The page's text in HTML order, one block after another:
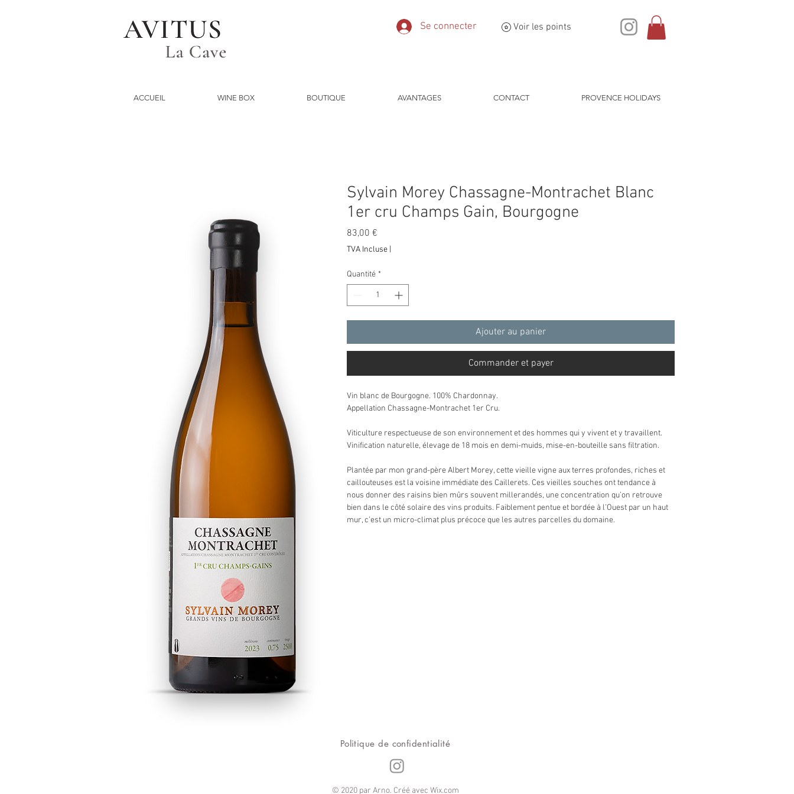
Se connecter Voir les points
ACCUEIL WINE BOX BOUTIQUE AVANTAGES CONTACT PROVENCE HOLIDAYS
Sylvain Morey Chassagne-Montrachet Blanc
1er cru Champs Gain, Bourgogne
83,00 €
TVA Incluse
Quantité *
Ajouter au panier
Commander et payer
Vin blanc de Bourgogne. 100% Chardonnay.
Appellation Chassagne-Montrachet 1er Cru.
Viticulture respectueuse de son environnement et des hommes qui y vivent et y travaillent.
Vinification naturelle, élevage de 18 mois en demi-muids, mise-en-bouteille sans filtration.
Plantée par mon grand-père Albert Morey, cette vieille vigne aux terres profondes, riches et
caillouteuses est la voisine immédiate des Caillerets. Ces vieilles souches ont tendance à
nous donner des raisins bien mûrs souvent millerandés, une concentration qu’on retrouve
bien dans le côté solaire des vins produits. Faiblement pentue et bordée à l’Ouest par un haut
mur, c’est un micro-climat plus précoce que les autres parcelles du domaine.
Politique de confidentialité
© 2020 par Arno. Créé avec Wix.com